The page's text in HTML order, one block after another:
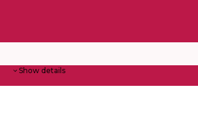
Show details